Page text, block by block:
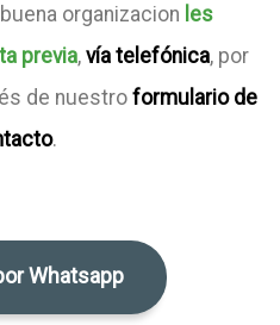
organizacion les
previa, vía telefónica, por
de nuestro formulario de
.
Whatsapp